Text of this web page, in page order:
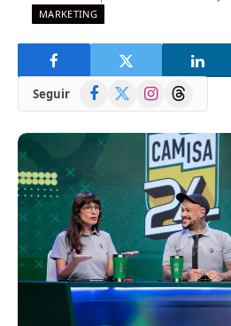
MARKETING
Seguir Facebook
(Twitter)
InstagramThreads